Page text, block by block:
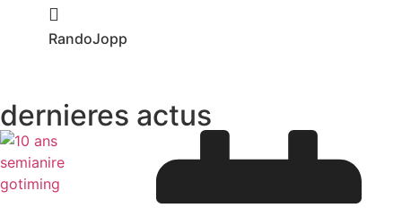
RandoJopp
dernieres actus